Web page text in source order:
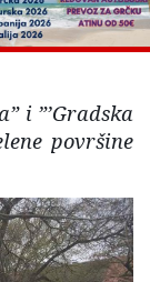
i ”’Gradska
površine